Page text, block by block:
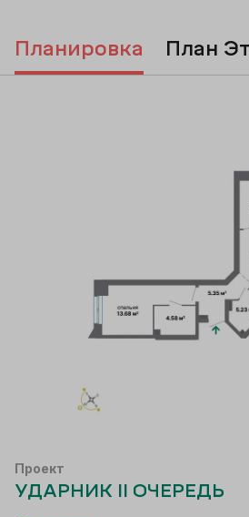
Проект
УДАРНИК II ОЧЕРЕДЬ
Планировка План